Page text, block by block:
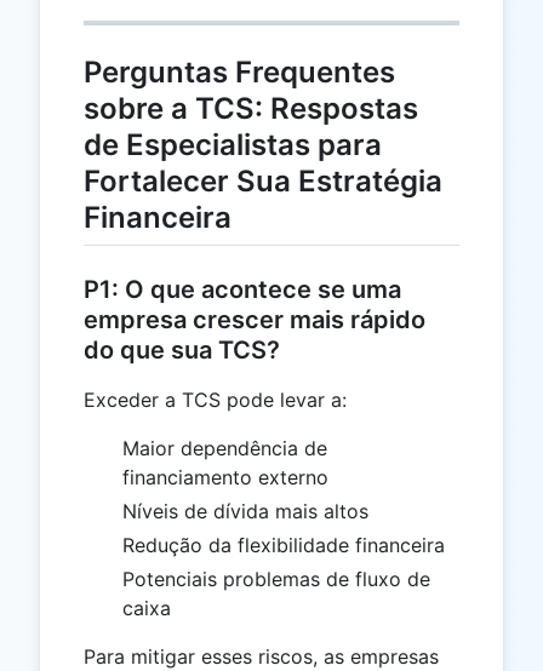
Perguntas Frequentes
sobre a TCS: Respostas
de Especialistas para
Fortalecer Sua Estratégia
Financeira
P1: O que acontece se uma
empresa crescer mais rápido
do que sua TCS?
Exceder a TCS pode levar a:
Maior dependência de
financiamento externo
Níveis de dívida mais altos
Redução da flexibilidade financeira
Potenciais problemas de fluxo de
caixa
Para mitigar esses riscos, as empresas